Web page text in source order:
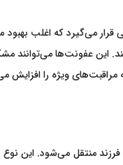
می‌گیرد که اغلب بهبود
عفونت‌ها می‌توانند
مراقبت‌های ویژه را افزایش
منتقل می‌شود. این